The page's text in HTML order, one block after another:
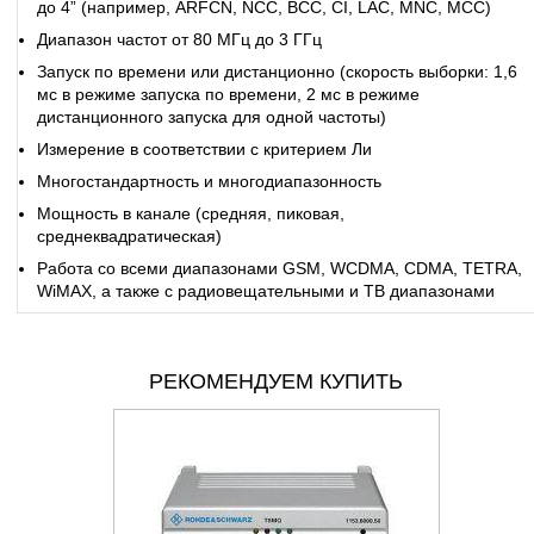
до 4” (например, ARFCN, NCC, BCC, CI, LAC, MNC, MCC)
Диапазон частот от 80 МГц до 3 ГГц
Запуск по времени или дистанционно (скорость выборки: 1,6
мс в режиме запуска по времени, 2 мс в режиме
дистанционного запуска для одной частоты)
Измерение в соответствии с критерием Ли
Многостандартность и многодиапазонность
Мощность в канале (средняя, пиковая,
среднеквадратическая)
Работа со всеми диапазонами GSM, WCDMA, CDMA, TETRA,
WiMAX, а также с радиовещательными и ТВ диапазонами
РЕКОМЕНДУЕМ КУПИТЬ